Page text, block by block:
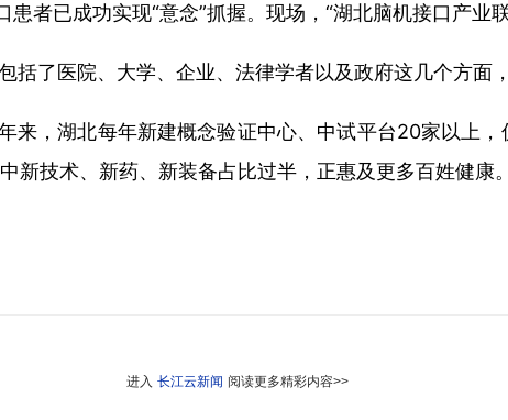
者已成功实现“意念”抓握。现场，“湖北脑机接口产业
括了医院、大学、企业、 法律学者以及政府这几个方面，
来，湖北每年新建概念验证中心、中试平台20家以上
技术、新药、新装备占比过半，正惠及更多百姓健康。
进入 长江云新闻 阅读更多精彩内容>>